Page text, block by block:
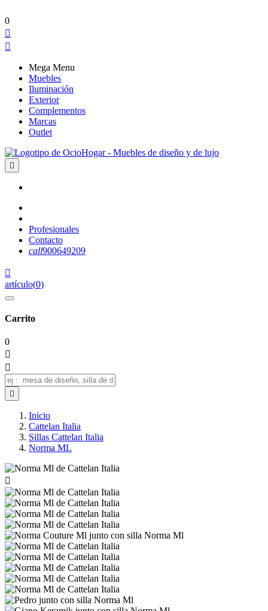
0


Mega Menu
Muebles
Iluminación
Exterior
Complementos
Marcas
Outlet

Profesionales
Contacto
call900649209

artículo(0)
Carrito
0



Inicio
Cattelan Italia
Sillas Cattelan Italia
Norma ML
